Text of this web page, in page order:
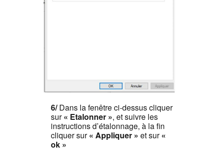
6/Dans la fenêtre ci-dessus cliquer
sur« Etalonner », et suivre les
instructions d’étalonnage, à la fin
cliquer sur« Appliquer » et sur«
ok »